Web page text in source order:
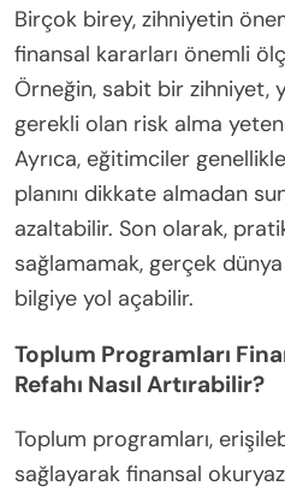
Birçok birey, zihniyetin
finansal kararları önemli
Örneğin, sabit bir zihniyet,
gerekli olan risk alma
Ayrıca, eğitimciler
planını dikkate almadan
azaltabilir. Son olarak,
sağlamamak, gerçek
bilgiye yol açabilir.
Toplum Programları
Refahı Nasıl Artırabilir?
Toplum programları,
sağlayarak finansal